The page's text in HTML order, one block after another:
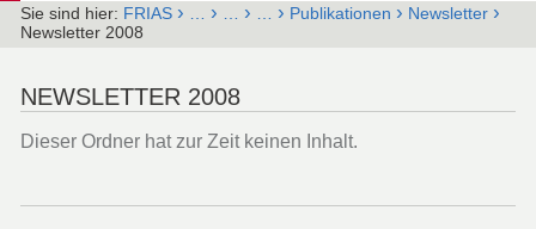
Sie sind hier: FRIAS › … › … › … › Publikationen › Newsletter ›
Newsletter 2008
NEWSLETTER 2008
Dieser Ordner hat zur Zeit keinen Inhalt.